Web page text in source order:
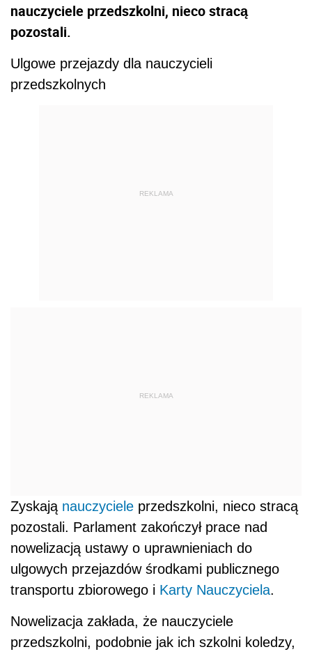
nauczyciele przedszkolni, nieco stracą
pozostali.
Ulgowe przejazdy dla nauczycieli
przedszkolnych
REKLAMA
REKLAMA
Zyskają nauczyciele przedszkolni, nieco stracą
pozostali. Parlament zakończył prace nad
nowelizacją ustawy o uprawnieniach do
ulgowych przejazdów środkami publicznego
transportu zbiorowego i Karty Nauczyciela.
Nowelizacja zakłada, że nauczyciele
przedszkolni, podobnie jak ich szkolni koledzy,